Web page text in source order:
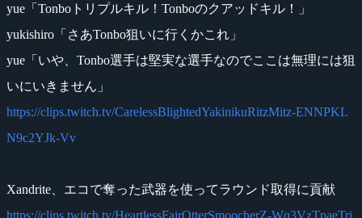
yue「Tonboトリプルキル！Tonboのクアッドキル！」
yukishiro「さあTonbo狙いに行くかこれ」
yue「いや、Tonbo選手は堅実な選手なのでここは無理には狙
いにいきません」
https://clips.twitch.tv/CarelessBlightedYakinikuRitzMitz-ENNPKL
N9c2YJk-Vv
Xandrite、エコで奪った武器を使ってラウンド取得に貢献
https://clips.twitch.tv/HeartlessFairOtterSmoocherZ-Wq3VzTpaeTri